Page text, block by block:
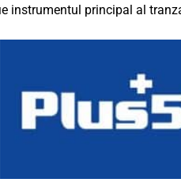
instrumentul principal al